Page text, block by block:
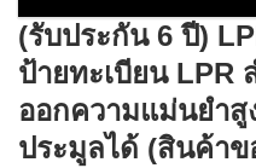
(รับประกัน 6 ปี)
ป้ายทะเบียน LPR
ออกความแม่นยำสู
ประมูลได้ (สินค้าข